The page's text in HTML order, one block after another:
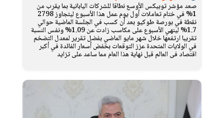
صعد مؤشر توبيكس الأوسع نطاقا للشركات اليابانية بما يقرب من
1% في ختام تعاملات أول يوم عمل هذا الأسبوع ليتجاوز 2798
نقطة في بورصة طوكيو بعد أن كسب في الجلسة الماضية حوالي
1.7% لينهي الأسبوع على مكاسب زادت عن 1.09% ونفس النسبة
تقريبا ارتفعها خلال شهر مايو الماضي بفضل تقرير لمعدل التضخم
في الولايات المتحدة عزز التوقعات بخفض أسعار الفائدة في أكبر
اقتصاد في العالم قبل نهاية هذا العام مما ساعد على تزايد